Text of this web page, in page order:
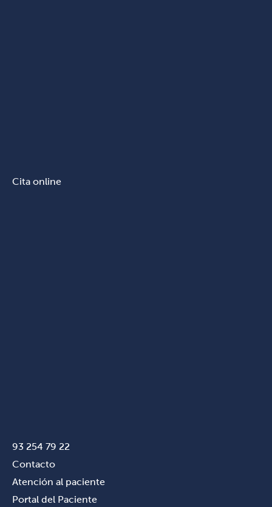
Cita online
93 254 79 22
Contacto
Atención al paciente
Portal del Paciente